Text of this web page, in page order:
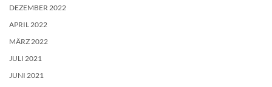
DEZEMBER 2022
APRIL 2022
MÄRZ 2022
JULI 2021
JUNI 2021